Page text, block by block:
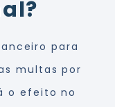
para
multas por
o efeito no